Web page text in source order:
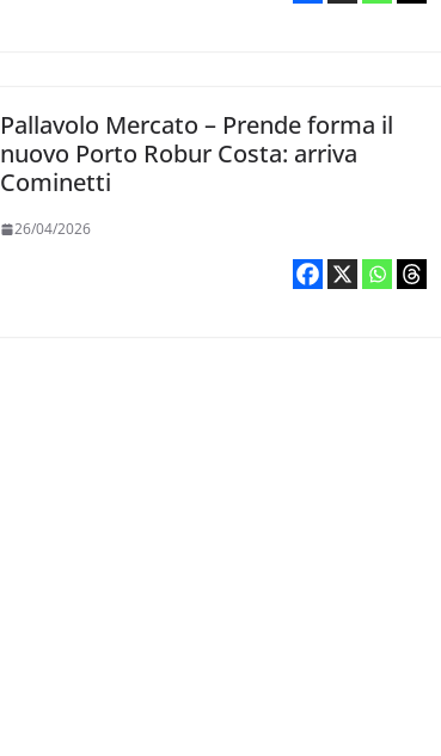
Pallavolo Mercato – Prende forma il
nuovo Porto Robur Costa: arriva
Cominetti
26/04/2026